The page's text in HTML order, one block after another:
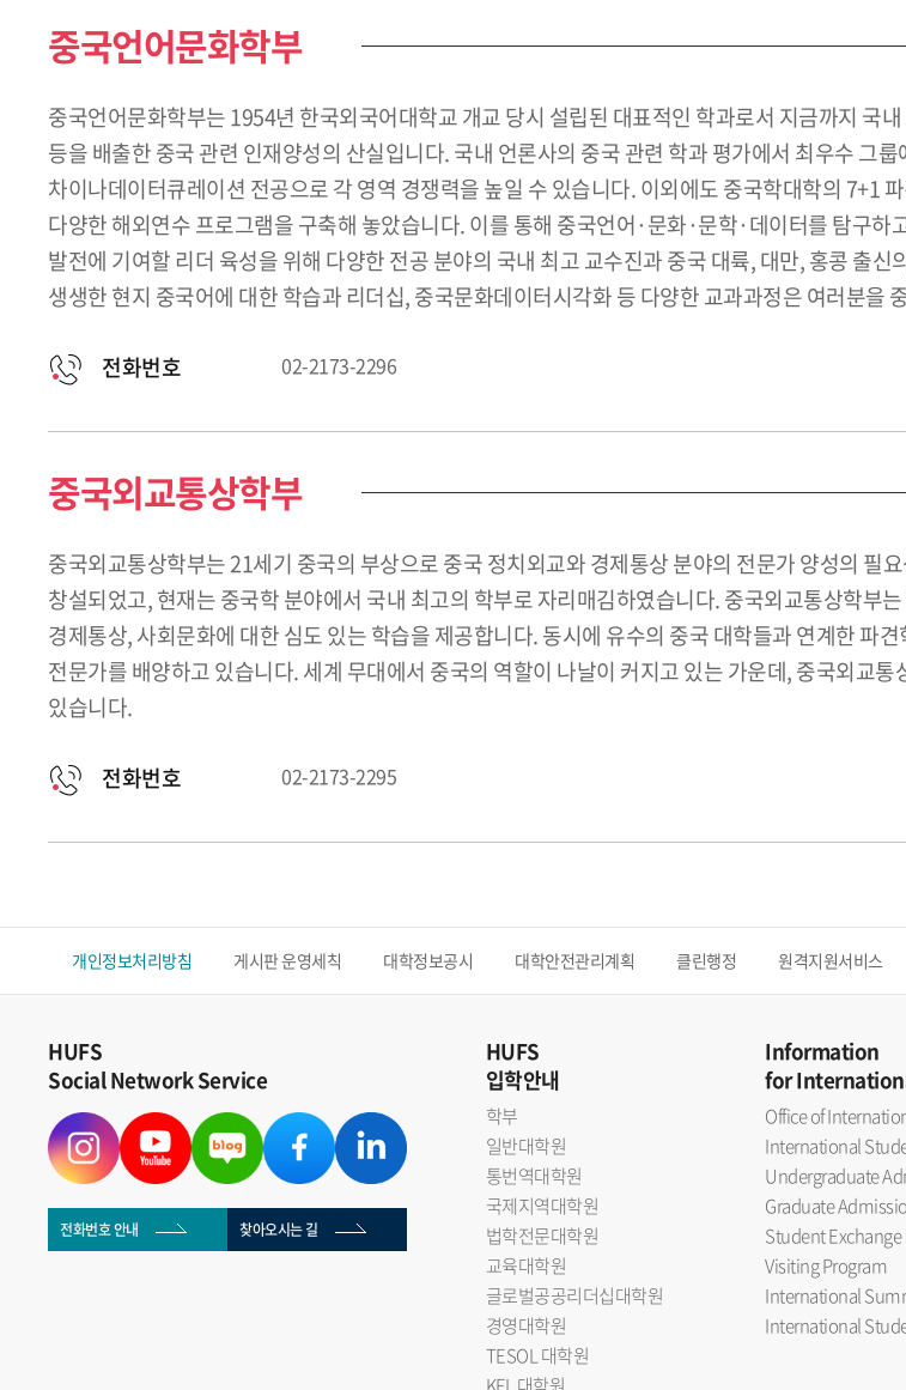
중국언어문화학부
중국언어문화학부는 1954년 한국외국어대학교 개교 당시 설립된 대표적인 학과로서 지금까지 국
등을 배출한 중국 관련 인재양성의 산실입니다. 국내 언론사의 중국 관련 학과 평가에서 최우수 그
차이나데이터큐레이션 전공으로 각 영역 경쟁력을 높일 수 있습니다. 이외에도 중국학대학의 7+1
다양한 해외연수 프로그램을 구축해 놓았습니다. 이를 통해 중국언어·문화·문학·데이터를 탐구
발전에 기여할 리더 육성을 위해 다양한 전공 분야의 국내 최고 교수진과 중국 대륙, 대만, 홍콩 출
생생한 현지 중국어에 대한 학습과 리더십, 중국문화데이터시각화 등 다양한 교과과정은 여러분을
전화번호 02-2173-2296
중국외교통상학부
중국외교통상학부는 21세기 중국의 부상으로 중국 정치외교와 경제통상 분야의 전문가 양성의 필
창설되었고, 현재는 중국학 분야에서 국내 최고의 학부로 자리매김하였습니다. 중국외교통상학부
경제통상, 사회문화에 대한 심도 있는 학습을 제공합니다. 동시에 유수의 중국 대학들과 연계한 파
전문가를 배양하고 있습니다. 세계 무대에서 중국의 역할이 나날이 커지고 있는 가운데, 중국외교
있습니다.
전화번호 02-2173-2295
개인정보처리방침 게시판 운영세칙 대학정보공시 대학안전관리계획 클린행정 원격지원서비스
HUFS
Social Network Service
전화번호 안내 찾아오시는 길
HUFS
입학안내
학부
일반대학원
통번역대학원
국제지역대학원
법학전문대학원
교육대학원
글로벌공공리더십대학원
경영대학원
TESOL 대학원
Information
for
Office of
International
Undergraduate
Graduate
Student
Visiting Program
International
International